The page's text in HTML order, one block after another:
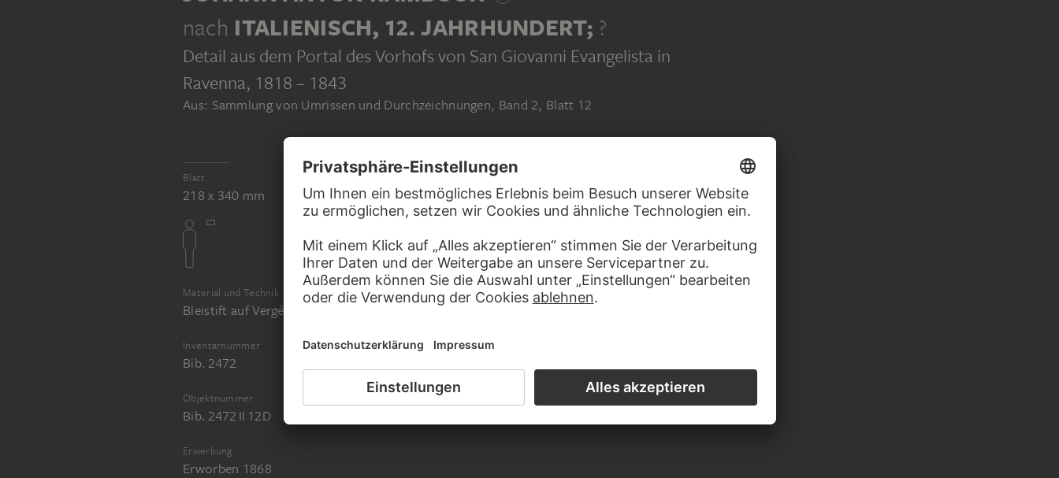
nach ITALIENISCH, 12. JAHRHUNDERT; ?
Detail aus dem Portal des Vorhofs von San Giovanni Evangelista in
Ravenna, 1818 – 1843
Aus: Sammlung von Umrissen und Durchzeichnungen, Band 2, Blatt 12
Blatt
218 x 340 mm
Material und Technik
Bleistift auf Vergépapier
Inventarnummer
Bib. 2472
Objektnummer
Bib. 2472 II 12D
Erwerbung
Erworben 1868